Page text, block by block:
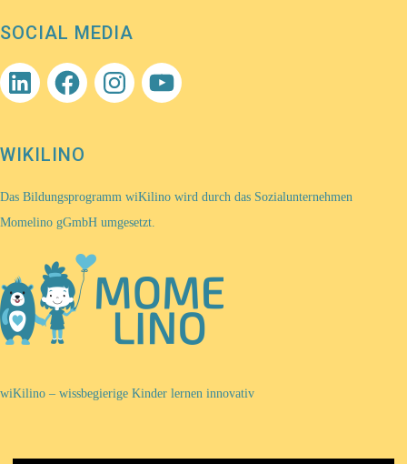
SOCIAL MEDIA
LinkedIn Facebook Instagram YouTube
WIKILINO
Das Bildungsprogramm wiKilino wird durch das Sozialunternehmen
Momelino gGmbH umgesetzt.
wiKilino – wissbegierige Kinder lernen innovativ